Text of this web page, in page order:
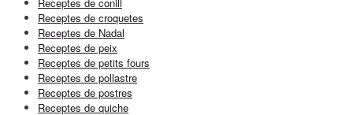
Receptes de croquetes
Receptes de Nadal
Receptes de peix
Receptes de petits fours
Receptes de pollastre
Receptes de postres
Receptes de quiche